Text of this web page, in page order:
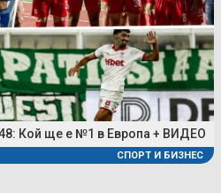
Кой ще е №1 в Европа + ВИДЕО
СПОРТ И БИЗНЕС